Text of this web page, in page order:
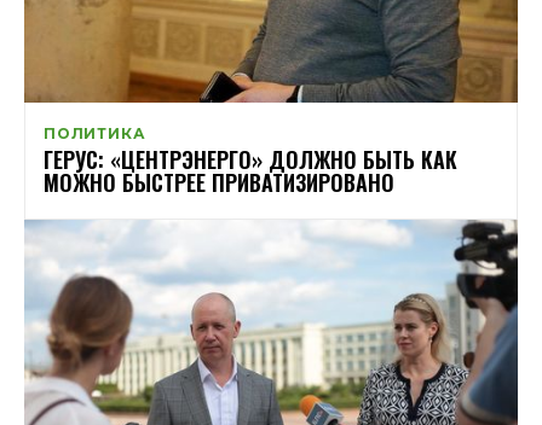
ПОЛИТИКА
ГЕРУС: «ЦЕНТРЭНЕРГО» ДОЛЖНО БЫТЬ КАК
МОЖНО БЫСТРЕЕ ПРИВАТИЗИРОВАНО